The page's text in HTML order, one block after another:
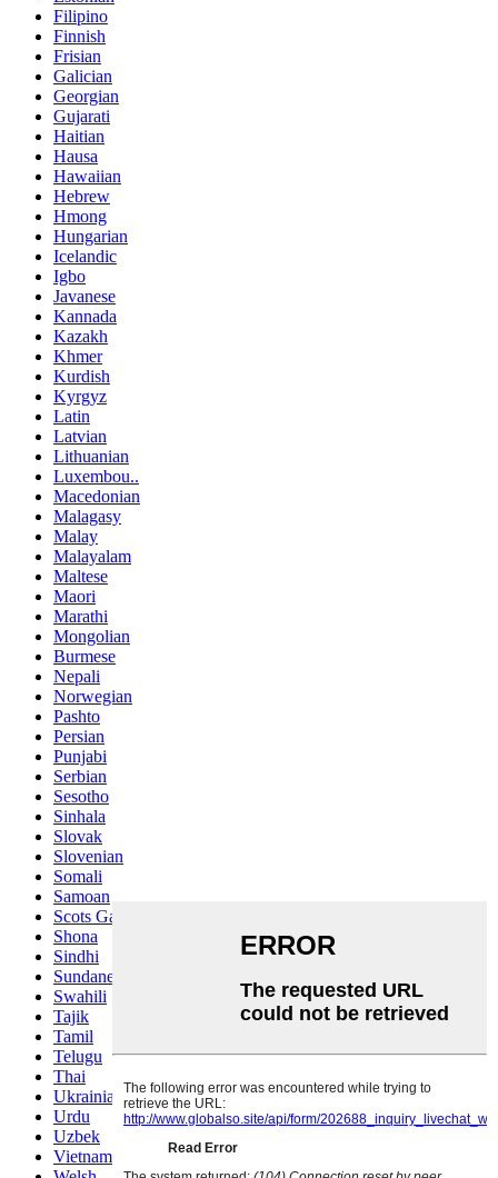
Filipino
Finnish
Frisian
Galician
Georgian
Gujarati
Haitian
Hausa
Hawaiian
Hebrew
Hmong
Hungarian
Icelandic
Igbo
Javanese
Kannada
Kazakh
Khmer
Kurdish
Kyrgyz
Latin
Latvian
Lithuanian
Luxembou..
Macedonian
Malagasy
Malay
Malayalam
Maltese
Maori
Marathi
Mongolian
Burmese
Nepali
Norwegian
Pashto
Persian
Punjabi
Serbian
Sesotho
Sinhala
Slovak
Slovenian
Somali
Samoan
Scots Gaelic
Shona
Sindhi
Sundanese
Swahili
Tajik
Tamil
Telugu
Thai
Ukrainian
Urdu
Uzbek
Vietnamese